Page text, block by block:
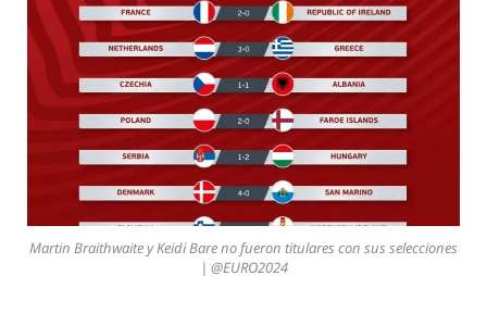
Martin Braithwaite y Keidi Bare no fueron titulares con sus selecciones
| @EURO2024